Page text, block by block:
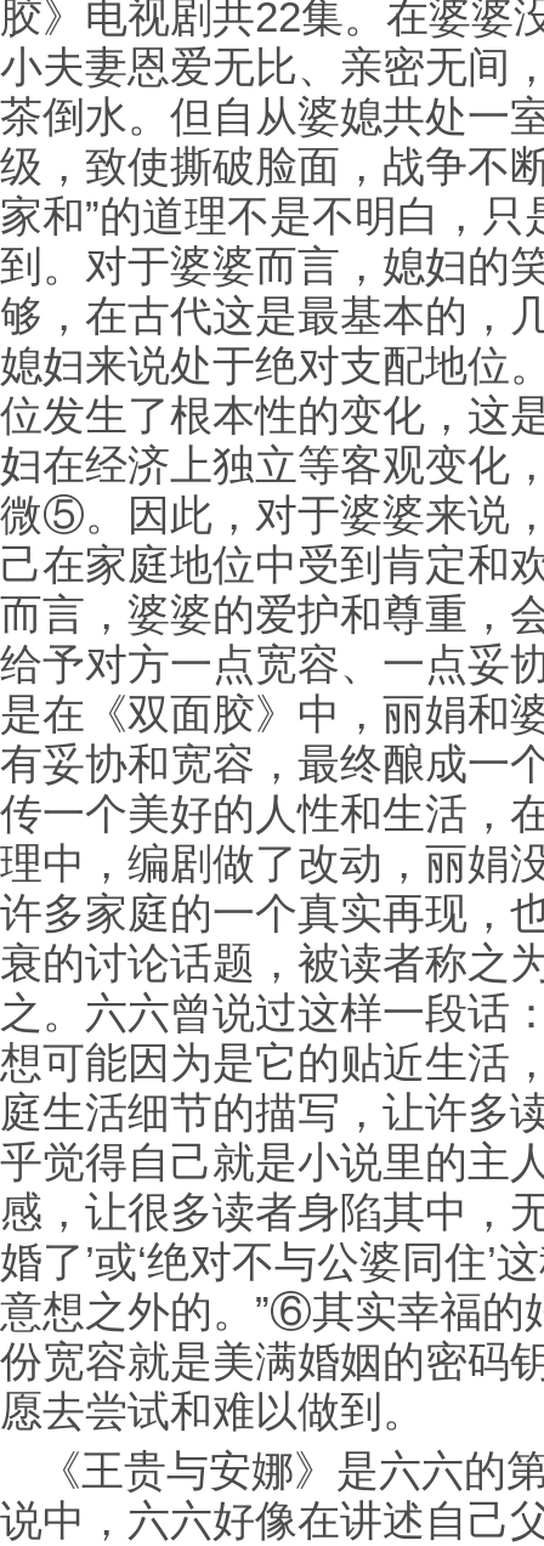
胶》电视剧共22集。在婆婆
小夫妻恩爱无比、亲密无间
茶倒水。但自从婆媳共处一
级，致使撕破脸面，战争不
家和”的道理不是不明白，
到。对于婆婆而言，媳妇的
够，在古代这是最基本的，
媳妇来说处于绝对支配地位
位发生了根本性的变化，这
妇在经济上独立等客观变化
微⑤。因此，对于婆婆来说
己在家庭地位中受到肯定和
而言，婆婆的爱护和尊重，
给予对方一点宽容、一点妥
是在《双面胶》中，丽娟和
有妥协和宽容，最终酿成一
传一个美好的人性和生活，
理中，编剧做了改动，丽娟
许多家庭的一个真实再现，
衰的讨论话题，被读者称之
之。六六曾说过这样一段话
想可能因为是它的贴近生活
庭生活细节的描写，让许多
乎觉得自己就是小说里的主
感，让很多读者身陷其中，
婚了’或‘绝对不与公婆同住’
意想之外的。”⑥其实幸福的
份宽容就是美满婚姻的密码
愿去尝试和难以做到。
《王贵与安娜》是六六的
说中，六六好像在讲述自己